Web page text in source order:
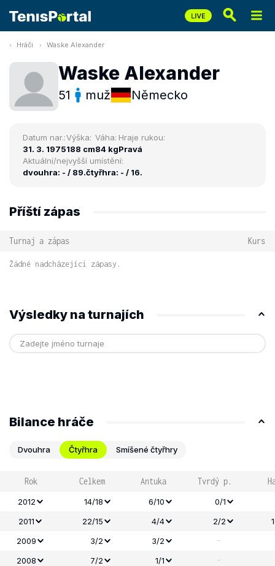
Hráči Waske Alexander
Waske Alexander
51 muž Německo
Datum nar.:
31. 3. 1975
Výška:
188 cm
Váha:
84 kg
Hraje rukou:
Pravá
Aktuální/nejvyšší umístění:
dvouhra: - / 89.čtyřhra: - / 16.
Příští zápas
Turnaj a zápas Kurs
Žádné nadcházející zápasy.
Výsledky na turnajích
Bilance hráče
Dvouhra Čtyřhra Smíšené čtyřhry
Rok Celkem Antuka Tvrdý p.
2012 14/18 6/10 0/1
2011
22/15 4/4 2/2
2009
3/2 3/2 -
2008 7/2 1/1 -